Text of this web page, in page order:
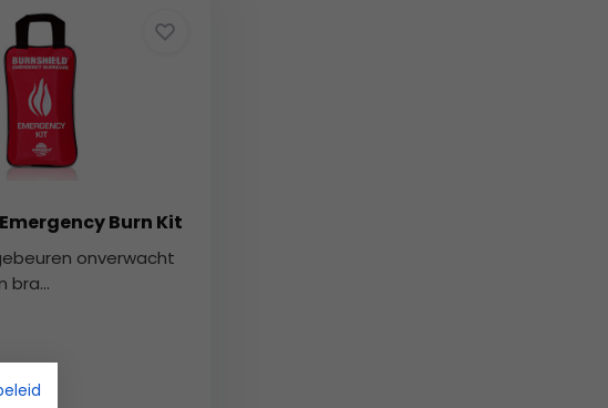
Burn Kit
onverwacht
bra...